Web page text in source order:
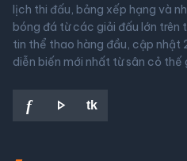
lịch thi đấu, bảng xếp hạng và
bóng đá từ các giải đấu lớn trên
tin thể thao hàng đầu, cập nhật
diễn biến mới nhất từ sân cỏ thế
f play_arrow tk